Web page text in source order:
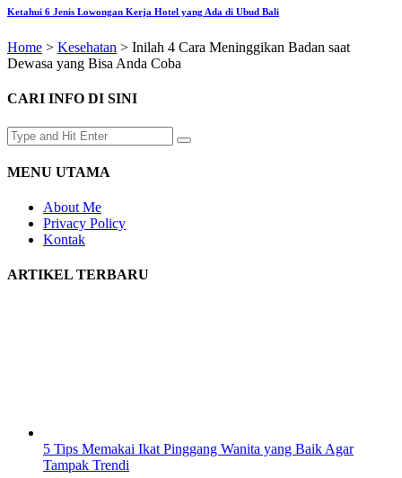
Ketahui 6 Jenis Lowongan Kerja Hotel yang Ada di Ubud Bali
Home > Kesehatan > Inilah 4 Cara Meninggikan Badan saat
Dewasa yang Bisa Anda Coba
CARI INFO DI SINI
MENU UTAMA
About Me
Privacy Policy
Kontak
ARTIKEL TERBARU
5 Tips Memakai Ikat Pinggang Wanita yang Baik Agar
Tampak Trendi